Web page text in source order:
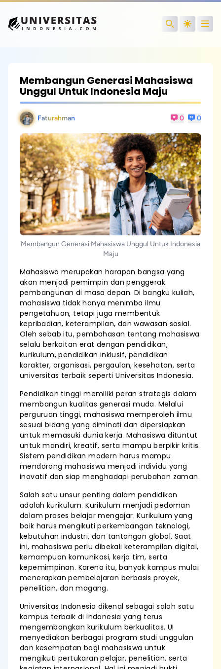
Search
Membangun Generasi Mahasiswa
Unggul Untuk Indonesia Maju
Faturahman 0 0
Membangun Generasi Mahasiswa Unggul Untuk Indonesia
Maju
Mahasiswa merupakan harapan bangsa yang
akan menjadi pemimpin dan penggerak
pembangunan di masa depan. Di bangku kuliah,
mahasiswa tidak hanya menimba ilmu
pengetahuan, tetapi juga membentuk
kepribadian, keterampilan, dan wawasan sosial.
Oleh sebab itu, pembahasan tentang mahasiswa
selalu berkaitan erat dengan pendidikan,
kurikulum, pendidikan inklusif, pendidikan
karakter, organisasi, pergaulan, kesehatan, serta
universitas terbaik seperti Universitas Indonesia.
Pendidikan tinggi memiliki peran strategis dalam
membangun kualitas generasi muda. Melalui
perguruan tinggi, mahasiswa memperoleh ilmu
sesuai bidang yang diminati dan dipersiapkan
untuk memasuki dunia kerja. Mahasiswa dituntut
untuk mandiri, kreatif, serta mampu berpikir kritis.
Sistem pendidikan modern harus mampu
mendorong mahasiswa menjadi individu yang
inovatif dan siap menghadapi perubahan zaman.
Salah satu unsur penting dalam pendidikan
adalah kurikulum. Kurikulum menjadi pedoman
dalam proses belajar mengajar. Kurikulum yang
baik harus mengikuti perkembangan teknologi,
kebutuhan industri, dan tantangan global. Saat
ini, mahasiswa perlu dibekali keterampilan digital,
kemampuan komunikasi, kerja tim, serta
kepemimpinan. Karena itu, banyak kampus mulai
menerapkan pembelajaran berbasis proyek,
penelitian, dan magang.
Universitas Indonesia dikenal sebagai salah satu
kampus terbaik di Indonesia yang terus
mengembangkan kurikulum berkualitas. UI
menyediakan berbagai program studi unggulan
dan kesempatan bagi mahasiswa untuk
mengikuti pertukaran pelajar, penelitian, serta